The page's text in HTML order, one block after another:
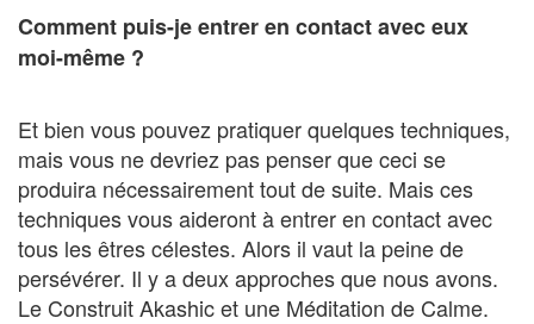
Comment puis-je entrer en contact avec eux
moi-même ?
Et bien vous pouvez pratiquer quelques techniques,
mais vous ne devriez pas penser que ceci se
produira nécessairement tout de suite. Mais ces
techniques vous aideront à entrer en contact avec
tous les êtres célestes. Alors il vaut la peine de
persévérer. Il y a deux approches que nous avons.
Le Construit Akashic et une Méditation de Calme.